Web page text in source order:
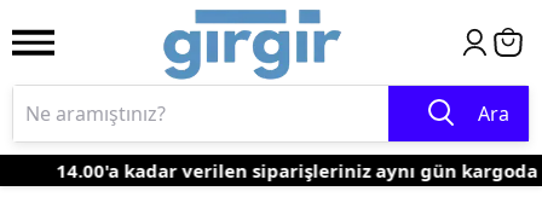
Ara
14.00'a kadar verilen siparişleriniz aynı gün kargoda